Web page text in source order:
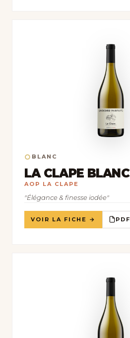
○ BLANC
LA CLAPE BLANC
AOP LA CLAPE
"Élégance & finesse iodée"
VOIR LA FICHE → PDF